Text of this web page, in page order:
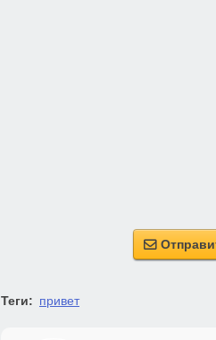

Теги: привет